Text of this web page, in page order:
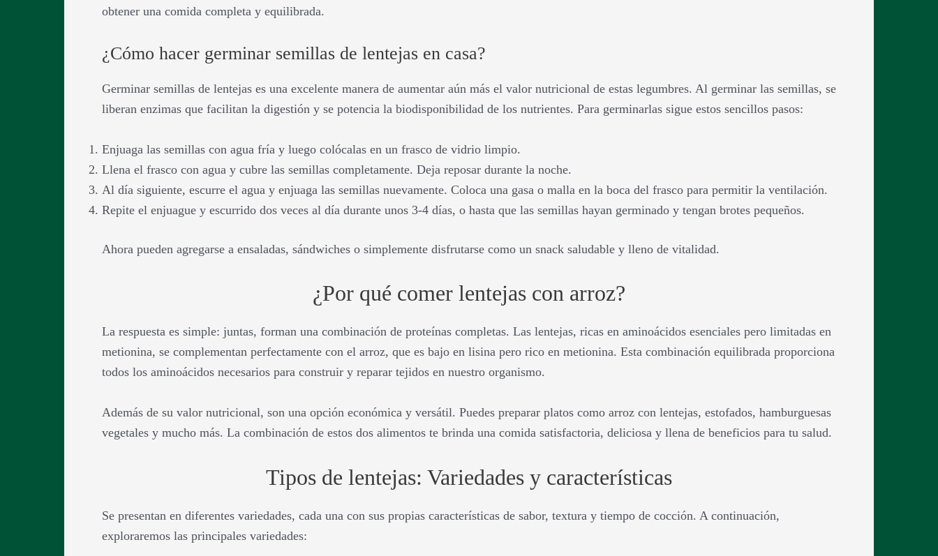
obtener una comida completa y equilibrada.
¿Cómo hacer germinar semillas de lentejas en casa?
Germinar semillas de lentejas es una excelente manera de aumentar aún más el valor nutricional de estas legumbres. Al germinar las semillas, se
liberan enzimas que facilitan la digestión y se potencia la biodisponibilidad de los nutrientes. Para germinarlas sigue estos sencillos pasos:
Enjuaga las semillas con agua fría y luego colócalas en un frasco de vidrio limpio.
Llena el frasco con agua y cubre las semillas completamente. Deja reposar durante la noche.
Al día siguiente, escurre el agua y enjuaga las semillas nuevamente. Coloca una gasa o malla en la boca del frasco para permitir la ventilación.
Repite el enjuague y escurrido dos veces al día durante unos 3-4 días, o hasta que las semillas hayan germinado y tengan brotes pequeños.
Ahora pueden agregarse a ensaladas, sándwiches o simplemente disfrutarse como un snack saludable y lleno de vitalidad.
¿Por qué comer lentejas con arroz?
La respuesta es simple: juntas, forman una combinación de proteínas completas. Las lentejas, ricas en aminoácidos esenciales pero limitadas en
metionina, se complementan perfectamente con el arroz, que es bajo en lisina pero rico en metionina. Esta combinación equilibrada proporciona
todos los aminoácidos necesarios para construir y reparar tejidos en nuestro organismo.
Además de su valor nutricional, son una opción económica y versátil. Puedes preparar platos como arroz con lentejas, estofados, hamburguesas
vegetales y mucho más. La combinación de estos dos alimentos te brinda una comida satisfactoria, deliciosa y llena de beneficios para tu salud.
Tipos de lentejas: Variedades y características
Se presentan en diferentes variedades, cada una con sus propias características de sabor, textura y tiempo de cocción. A continuación,
exploraremos las principales variedades: